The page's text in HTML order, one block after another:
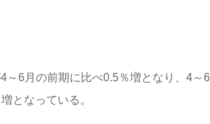
6月の前期に比べ0.5％増となり、4～6
となっている。